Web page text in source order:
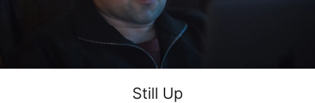
Still Up